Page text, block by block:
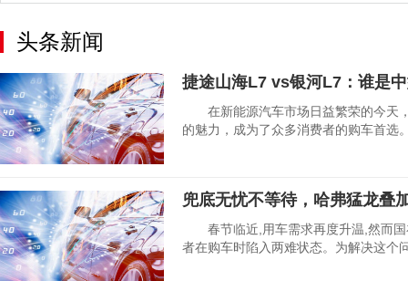
头条新闻
捷途山海L7 vs银河L7：谁是
在新能源汽车市场日益繁荣的今天
的魅力，成为了众多消费者的购车首选
兜底无忧不等待，哈弗猛龙叠
春节临近,用车需求再度升温,然而国
者在购车时陷入两难状态。为解决这个